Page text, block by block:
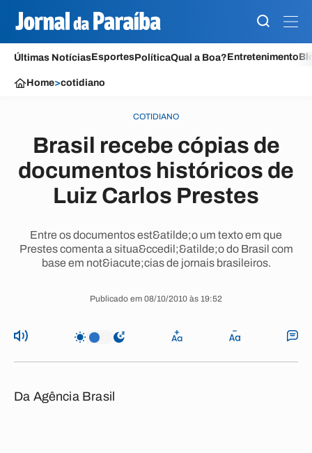
Últimas NotíciasEsportesPolíticaQual a Boa?Entretenimento
Home>cotidiano
COTIDIANO
Brasil recebe cópias de
documentos históricos de
Luiz Carlos Prestes
Entre os documentos est&atilde;o um texto em que
Prestes comenta a situa&ccedil;&atilde;o do Brasil com
base em not&iacute;cias de jornais brasileiros.
Publicado em 08/10/2010 às 19:52
Da Agência Brasil